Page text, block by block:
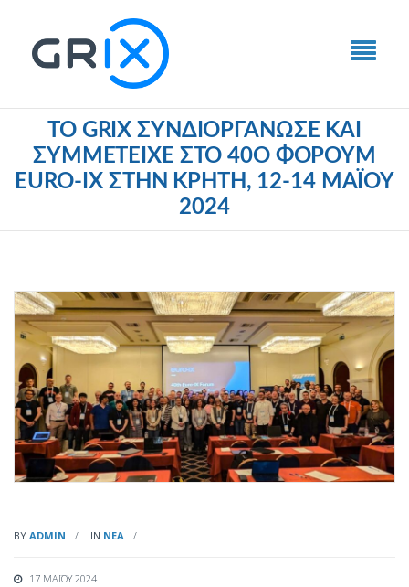
ΤΟ GRIX ΣΥΝΔΙΟΡΓΆΝΩΣΕ ΚΑΙ
ΣΥΜΜΕΤΕΊΧΕ ΣΤΟ 40Ο ΦΌΡΟΥΜ
EURO-IX ΣΤΗΝ ΚΡΉΤΗ, 12-14 ΜΑΪ́ΟΥ
2024
BY ADMIN IN ΝΈΑ
17 ΜΑΪ́ΟΥ 2024